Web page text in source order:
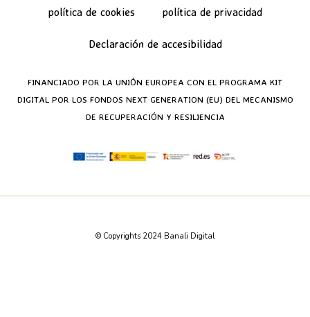
política de cookies política de privacidad
Declaración de accesibilidad
FINANCIADO POR LA UNIÓN EUROPEA CON EL PROGRAMA KIT
DIGITAL POR LOS FONDOS NEXT GENERATION (EU) DEL MECANISMO
DE RECUPERACIÓN Y RESILIENCIA
© Copyrights 2024 Banali Digital